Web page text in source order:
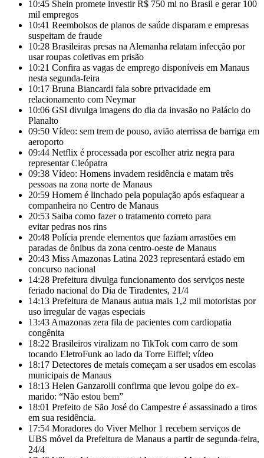
10:45 Shein promete investir R$ 750 mi no Brasil e gerar 100
mil empregos
10:41 Reembolsos de planos de saúde disparam e empresas
suspeitam de fraude
10:28 Brasileiras presas na Alemanha relatam infecção por
usar roupas coletivas em prisão
10:21 Confira as vagas de emprego disponíveis em Manaus
nesta segunda-feira
10:17 Bruna Biancardi fala sobre privacidade em
relacionamento com Neymar
10:06 GSI divulga imagens do dia da invasão no Palácio do
Planalto
09:50 Vídeo: sem trem de pouso, avião aterrissa de barriga em
aeroporto
09:44 Netflix é processada por escolher atriz negra para
representar Cleópatra
09:38 Vídeo: Homens invadem residência e matam três
pessoas na zona norte de Manaus
20:59 Homem é linchado pela população após esfaquear a
companheira no Centro de Manaus
20:53 Saiba como fazer o tratamento correto para
evitar pedras nos rins
20:48 Polícia prende elementos que faziam arrastões em
paradas de ônibus da zona centro-oeste de Manaus
20:43 Miss Amazonas Latina 2023 representará estado em
concurso nacional
14:28 Prefeitura divulga funcionamento dos serviços neste
feriado nacional do Dia de Tiradentes, 21/4
14:13 Prefeitura de Manaus autua mais 1,2 mil motoristas por
uso irregular de vagas especiais
13:43 Amazonas zera fila de pacientes com cardiopatia
congênita
18:22 Brasileiros viralizam no TikTok com carro de som
tocando EletroFunk ao lado da Torre Eiffel; vídeo
18:17 Detectores de metais começam a ser usados em escolas
municipais de Manaus
18:13 Helen Ganzarolli confirma que levou golpe do ex-
marido: “Não estou bem”
18:01 Prefeito de São José do Campestre é assassinado a tiros
em sua residência.
17:54 Moradores do Viver Melhor 1 recebem serviços de
UBS móvel da Prefeitura de Manaus a partir de segunda-feira,
24/4